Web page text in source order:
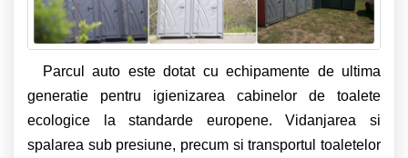
Parcul auto este dotat cu echipamente de ultima
generatie pentru igienizarea cabinelor de toalete
ecologice la standarde europene. Vidanjarea si
spalarea sub presiune, precum si transportul toaletelor